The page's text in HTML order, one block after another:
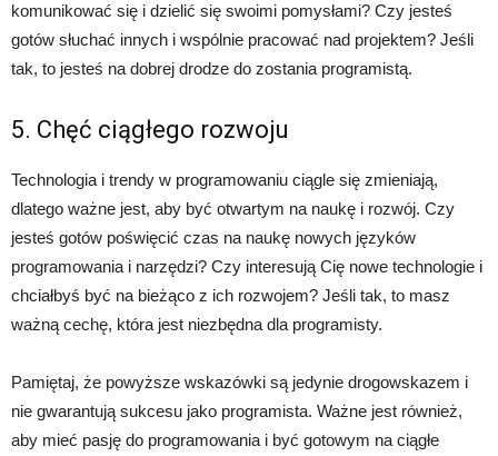
komunikować się i dzielić się swoimi pomysłami? Czy jesteś
gotów słuchać innych i wspólnie pracować nad projektem? Jeśli
tak, to jesteś na dobrej drodze do zostania programistą.
5. Chęć ciągłego rozwoju
Technologia i trendy w programowaniu ciągle się zmieniają,
dlatego ważne jest, aby być otwartym na naukę i rozwój. Czy
jesteś gotów poświęcić czas na naukę nowych języków
programowania i narzędzi? Czy interesują Cię nowe technologie i
chciałbyś być na bieżąco z ich rozwojem? Jeśli tak, to masz
ważną cechę, która jest niezbędna dla programisty.
Pamiętaj, że powyższe wskazówki są jedynie drogowskazem i
nie gwarantują sukcesu jako programista. Ważne jest również,
aby mieć pasję do programowania i być gotowym na ciągłe